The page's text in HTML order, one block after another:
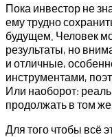
Пока инвестор не
ему трудно
будущем. Человек
результаты, но
и отличные,
инструментами,
Или наоборот:
продолжать в том же
Для того чтобы всё